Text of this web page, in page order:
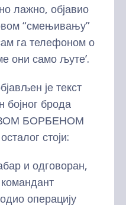
лажно, објавио
“смењивању”
га телефоном о
они само љуте’.
је текст
бојног брода
БОРБЕНОМ
стоји:
и одговоран,
операцију